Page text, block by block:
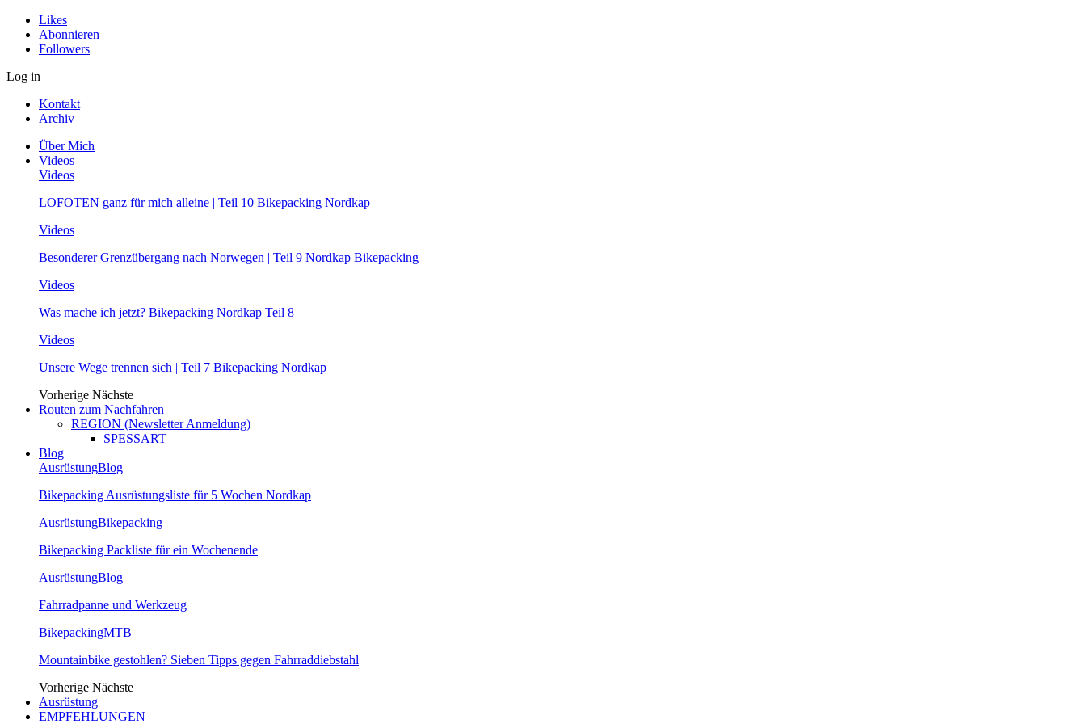
Likes
Abonnieren
Followers
Log in
Kontakt
Archiv
Über Mich
Videos
Videos
LOFOTEN ganz für mich alleine | Teil 10 Bikepacking Nordkap
Videos
Besonderer Grenzübergang nach Norwegen | Teil 9 Nordkap Bikepacking
Videos
Was mache ich jetzt? Bikepacking Nordkap Teil 8
Videos
Unsere Wege trennen sich | Teil 7 Bikepacking Nordkap
Vorherige Nächste
Routen zum Nachfahren
REGION (Newsletter Anmeldung)
SPESSART
Blog
AusrüstungBlog
Bikepacking Ausrüstungsliste für 5 Wochen Nordkap
AusrüstungBikepacking
Bikepacking Packliste für ein Wochenende
AusrüstungBlog
Fahrradpanne und Werkzeug
BikepackingMTB
Mountainbike gestohlen? Sieben Tipps gegen Fahrraddiebstahl
Vorherige Nächste
Ausrüstung
EMPFEHLUNGEN